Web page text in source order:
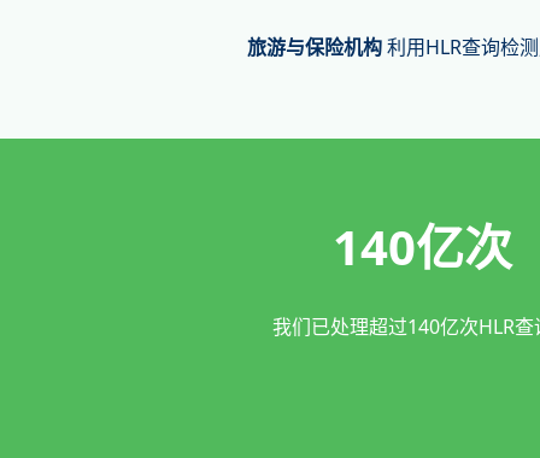
旅游与保险机构利用HLR查询检
140亿次
我们已处理超过140亿次HLR查